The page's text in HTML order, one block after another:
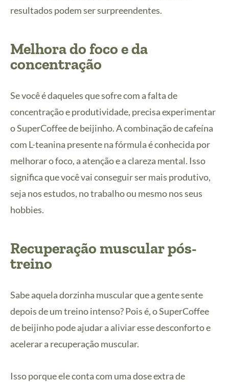
resultados podem ser surpreendentes.
Melhora do foco e da
concentração
Se você é daqueles que sofre com a falta de
concentração e produtividade, precisa experimentar
o SuperCoffee de beijinho. A combinação de cafeína
com L-teanina presente na fórmula é conhecida por
melhorar o foco, a atenção e a clareza mental. Isso
significa que você vai conseguir ser mais produtivo,
seja nos estudos, no trabalho ou mesmo nos seus
hobbies.
Recuperação muscular pós-
treino
Sabe aquela dorzinha muscular que a gente sente
depois de um treino intenso? Pois é, o SuperCoffee
de beijinho pode ajudar a aliviar esse desconforto e
acelerar a recuperação muscular.
Isso porque ele conta com uma dose extra de